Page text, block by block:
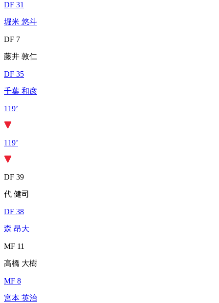
DF 31
堀米 悠斗
DF 7
藤井 敦仁
DF 35
千葉 和彦
119’
119’
DF 39
代 健司
DF 38
森 昂大
MF 11
高橋 大樹
MF 8
宮本 英治